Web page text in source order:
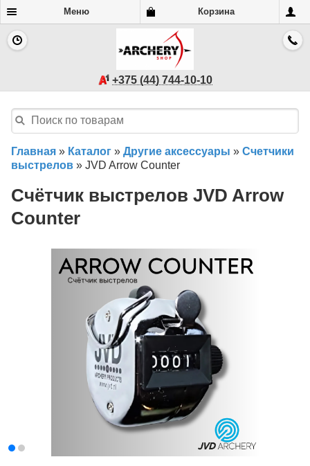
Меню Корзина
+375 (44) 744-10-10
Главная » Каталог » Другие аксессуары » Счетчики
выстрелов » JVD Arrow Counter
Счётчик выстрелов JVD Arrow
Counter